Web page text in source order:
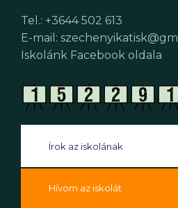
Tel.: +3644 502 613
E-mail:
Iskolánk Facebook oldala
Írok az iskolának
Hívom az iskolát